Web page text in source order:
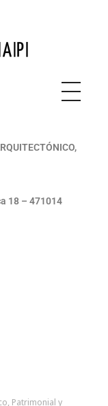
18 – 471014
Patrimonial y